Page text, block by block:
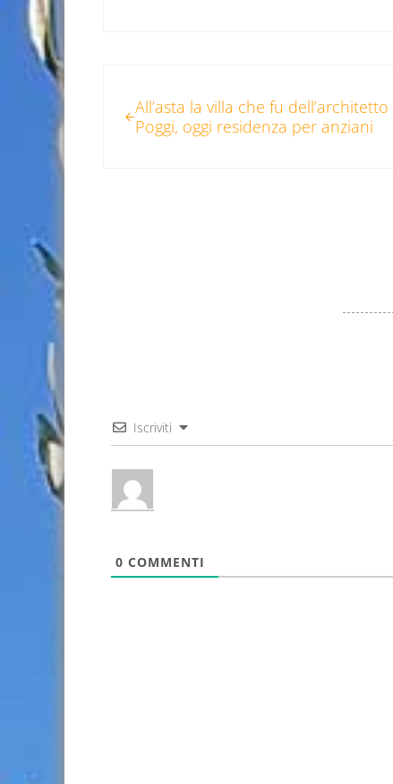
All’asta la villa che fu dell’architetto
Poggi, oggi residenza per anziani
Iscriviti
0 COMMENTI